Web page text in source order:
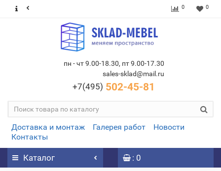
0 0
пн - чт 9.00-18.30, пт 9.00-17.30
sales-sklad@mail.ru
+7(495) 502-45-81
Доставка и монтаж Галерея работ
Новости
Контакты
Каталог : 0